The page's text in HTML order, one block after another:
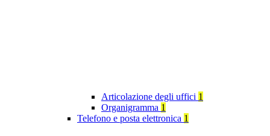
Articolazione degli uffici 1
Organigramma 1
Telefono e posta elettronica 1